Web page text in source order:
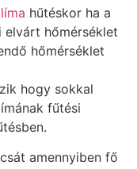
hűtéskor ha a
elvárt hőmérséklet
hőmérséklet
hogy sokkal
fűtési
amennyiben fő